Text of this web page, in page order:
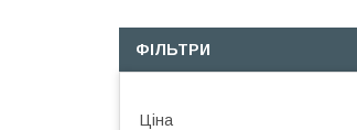
ФІЛЬТРИ
Ціна